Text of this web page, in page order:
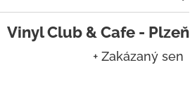
Vinyl Club & Cafe - Plzeň
+ Zakázaný sen